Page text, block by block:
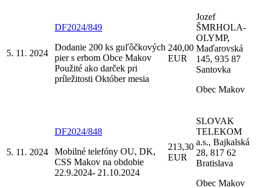
5. 11. 2024
DF2024/849
Dodanie 200 ks guľôčkových
pier s erbom Obce Makov
Použité ako darček pri
príležitosti Október mesia
240,00
EUR
Jozef
ŠMRHOLA-
OLYMP,
Maďarovská
145, 935 87
Santovka
Obec Makov
5. 11. 2024
DF2024/848
Mobilné telefóny OU, DK,
CSS Makov na obdobie
22.9.2024- 21.10.2024
213,30
EUR
SLOVAK
TELEKOM
a.s., Bajkalská
28, 817 62
Bratislava
Obec Makov